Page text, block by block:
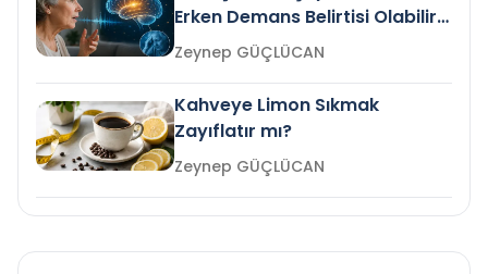
Erken Demans Belirtisi Olabilir
mi?
Zeynep GÜÇLÜCAN
Kahveye Limon Sıkmak
Zayıflatır mı?
Zeynep GÜÇLÜCAN